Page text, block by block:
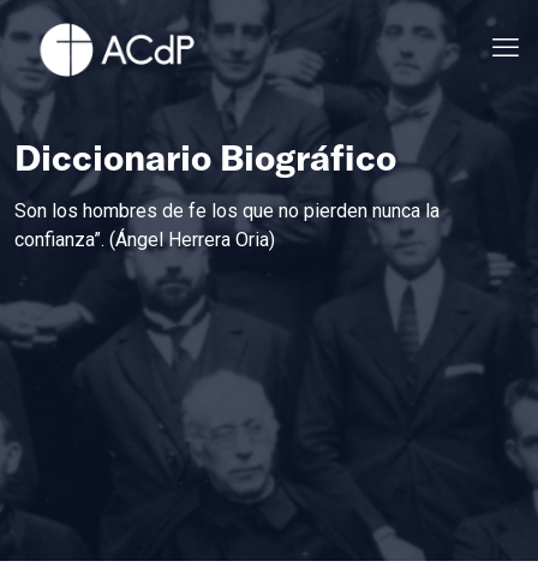
Diccionario Biográfico
Son los hombres de fe los que no pierden nunca la
confianza”. (Ángel Herrera Oria)